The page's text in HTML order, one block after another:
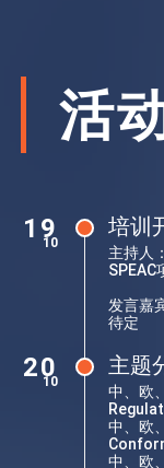
活
19
10
培训
主持人：
SPEAC
发言嘉
待定
20
10
主题
中、欧
中、欧
中、欧